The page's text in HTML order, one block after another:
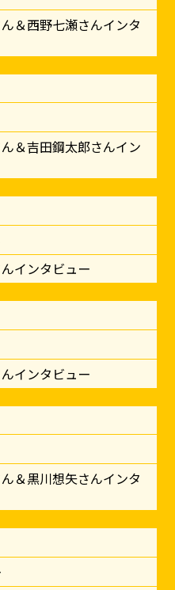
＆西野七瀬さんインタ
＆吉田鋼太郎さんイン
インタビュー
インタビュー
＆黒川想矢さんインタ